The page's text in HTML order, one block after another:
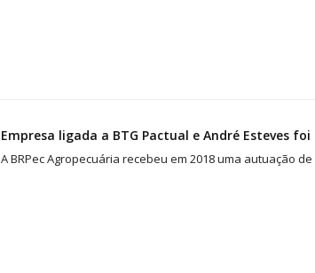
Empresa ligada a BTG Pactual e André Esteves
A BRPec Agropecuária recebeu em 2018 uma autuação